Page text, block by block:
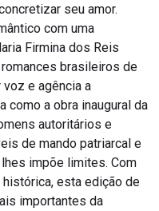
seu amor.
com uma
Firmina dos Reis
brasileiros de
voz e agência a
como a obra inaugural da
autoritários e
de mando patriarcal e
impõe limites. Com
esta edição de
importantes da